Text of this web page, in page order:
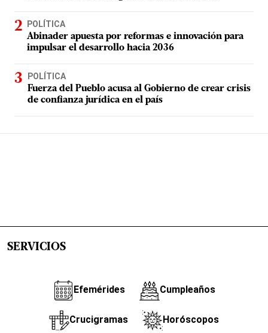
POLÍTICA
Abinader apuesta por reformas e innovación para
impulsar el desarrollo hacia 2036
POLÍTICA
Fuerza del Pueblo acusa al Gobierno de crear crisis
de confianza jurídica en el país
SERVICIOS
Efemérides Cumpleaños
Crucigramas Horóscopos